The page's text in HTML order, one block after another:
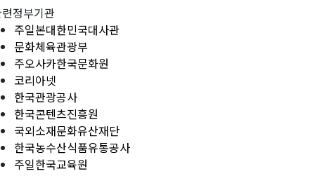
정부기관
주일본대한민국대사관
문화체육관광부
주오사카한국문화원
코리아넷
한국관광공사
한국콘텐츠진흥원
국외소재문화유산재단
한국농수산식품유통공사
주일한국교육원